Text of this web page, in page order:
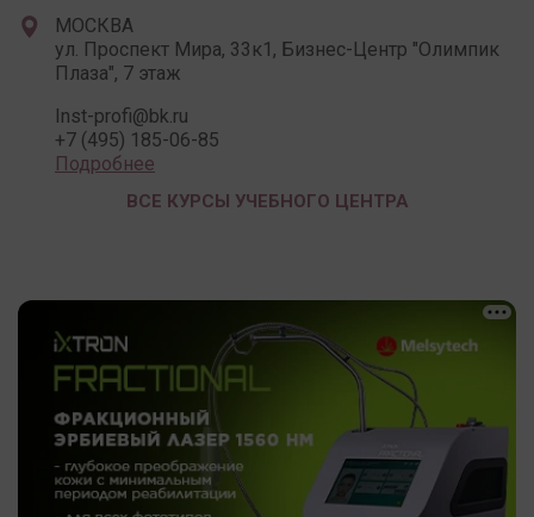
МОСКВА
ул. Проспект Мира, 33к1, Бизнес-Центр "Олимпик
Плаза", 7 этаж
Inst-profi@bk.ru
+7 (495) 185-06-85
Подробнее
ВСЕ КУРСЫ УЧЕБНОГО ЦЕНТРА